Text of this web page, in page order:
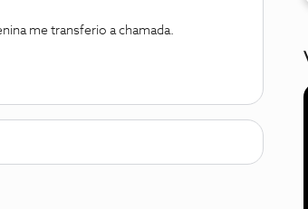
me transferio a chamada.